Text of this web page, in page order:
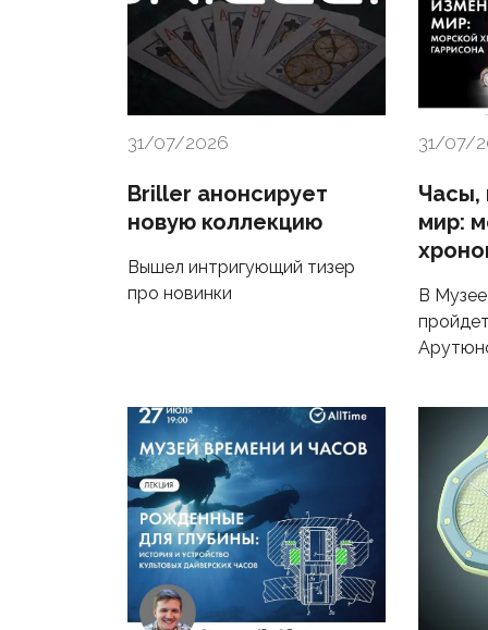
31/07/2026
Briller анонсирует
новую коллекцию
Вышел интригующий тизер
про новинки
31/07/
Часы,
мир:
В